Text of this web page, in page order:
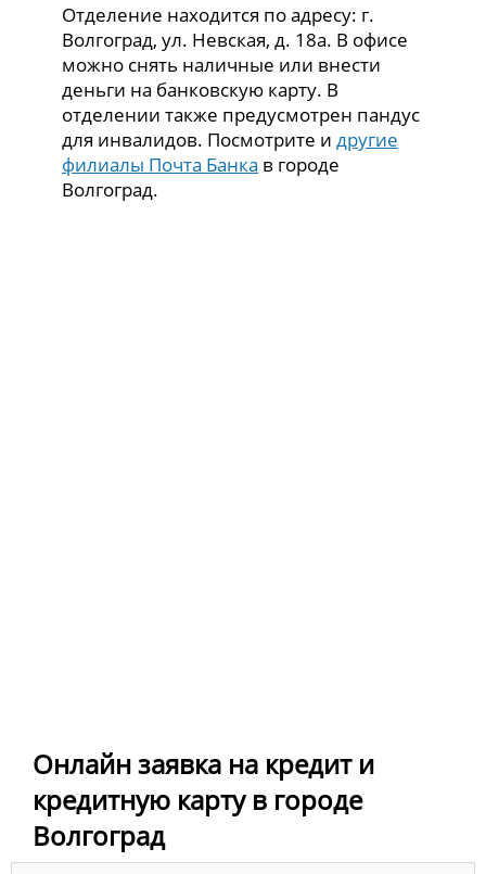
Отделение находится по адресу: г.
Волгоград, ул. Невская, д. 18а. В офисе
можно снять наличные или внести
деньги на банковскую карту. В
отделении также предусмотрен пандус
для инвалидов. Посмотрите идругие
филиалы Почта Банка в городе
Волгоград.
Онлайн заявка на кредит и
кредитную карту в городе
Волгоград